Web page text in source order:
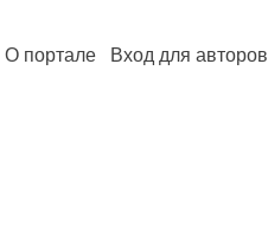
О портале Вход для авторов